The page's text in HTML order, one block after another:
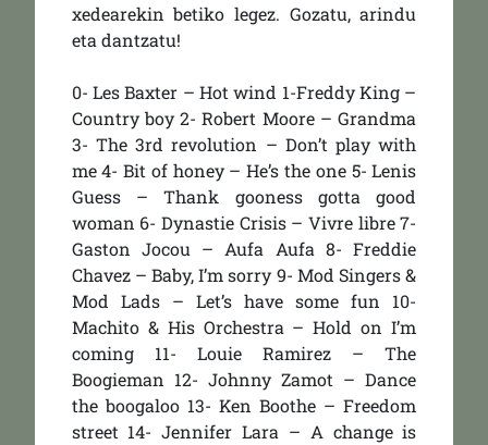
xedearekin betiko legez. Gozatu, arindu
eta dantzatu!
0- Les Baxter – Hot wind 1-Freddy King –
Country boy 2- Robert Moore – Grandma
3- The 3rd revolution – Don’t play with
me 4- Bit of honey – He’s the one 5- Lenis
Guess – Thank gooness gotta good
woman 6- Dynastie Crisis – Vivre libre 7-
Gaston Jocou – Aufa Aufa 8- Freddie
Chavez – Baby, I’m sorry 9- Mod Singers &
Mod Lads – Let’s have some fun 10-
Machito & His Orchestra – Hold on I’m
coming 11- Louie Ramirez – The
Boogieman 12- Johnny Zamot – Dance
the boogaloo 13- Ken Boothe – Freedom
street 14- Jennifer Lara – A change is